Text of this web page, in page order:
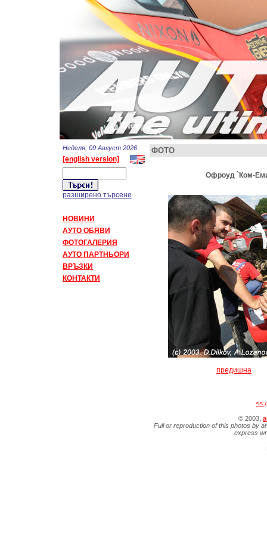
Неделя, 09 Август 2026
[english version]
разширено търсене
НОВИНИ
АУТО ОБЯВИ
ФОТОГАЛЕРИЯ
АУТО ПАРТНЬОРИ
ВРЪЗКИ
КОНТАКТИ
ФОТО
Офроуд `Ком-
предишна
<<
© 2003,
Full or reproduction of this photos by
express